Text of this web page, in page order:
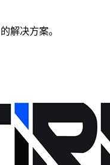
解决方案。